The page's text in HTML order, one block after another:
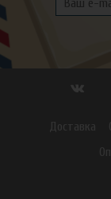
Доставка